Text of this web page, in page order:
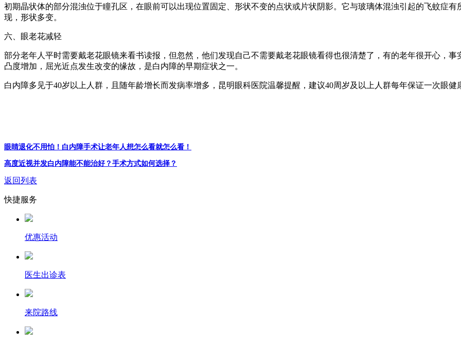
初期晶状体的部分混浊位于瞳孔区，在眼前可以出现位置固定、形状不变的点状或片状阴影。它与玻璃体混浊引起的飞蚊症
现，形状多变。
六、眼老花减轻
部分老年人平时需要戴老花眼镜来看书读报，但忽然，他们发现自己不需要戴老花眼镜看得也很清楚了，有的老年很开心，
凸度增加，屈光近点发生改变的缘故，是白内障的早期症状之一。
白内障多见于40岁以上人群，且随年龄增长而发病率增多，昆明眼科医院温馨提醒，建议40周岁及以上人群每年保证一次眼健
眼睛退化不用怕！白内障手术让老年人想怎么看就怎么看！
高度近视并发白内障能不能治好？手术方式如何选择？
返回列表
快捷服务
优惠活动
医生出诊表
来院路线